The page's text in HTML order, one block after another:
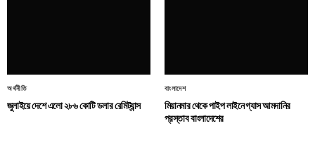
অর্থনীতি
জুলাইয়ে দেশে এলো ২৮৬ কোটি ডলার রেমিট্যান্স
বাংলাদেশ
মিয়ানমার থেকে পাইপ লাইনে গ্যাস আমদানির
প্রস্তাব বাংলাদেশের